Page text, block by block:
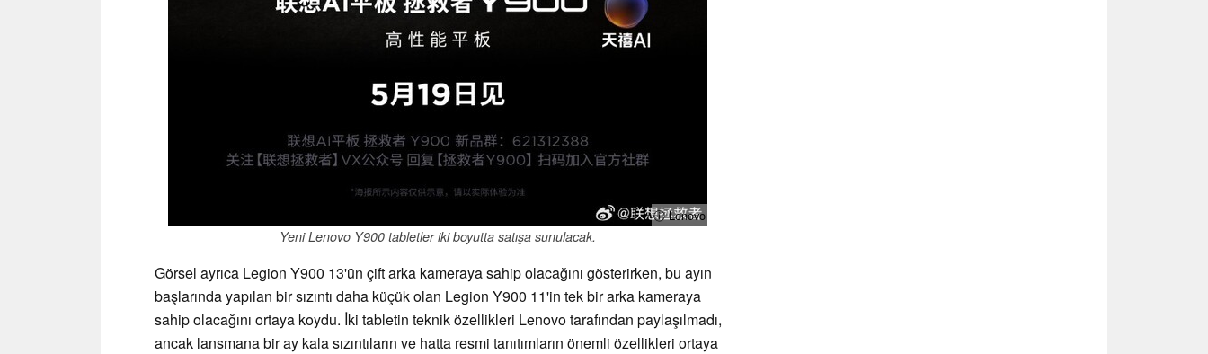
ⓘ Lenovo
Yeni Lenovo Y900 tabletler iki boyutta satışa sunulacak.
Görsel ayrıca Legion Y900 13'ün çift arka kameraya sahip olacağını gösterirken, bu ayın
başlarında yapılan bir sızıntı daha küçük olan Legion Y900 11'in tek bir arka kameraya
sahip olacağını ortaya koydu. İki tabletin teknik özellikleri Lenovo tarafından paylaşılmadı,
ancak lansmana bir ay kala sızıntıların ve hatta resmi tanıtımların önemli özellikleri ortaya